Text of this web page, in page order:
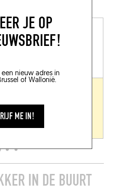
JE OP
nieuw adres in
of Wallonië.
ME IN!
VLEES / BARBECUE
LE VIEUX MILA
IN DE BUURT